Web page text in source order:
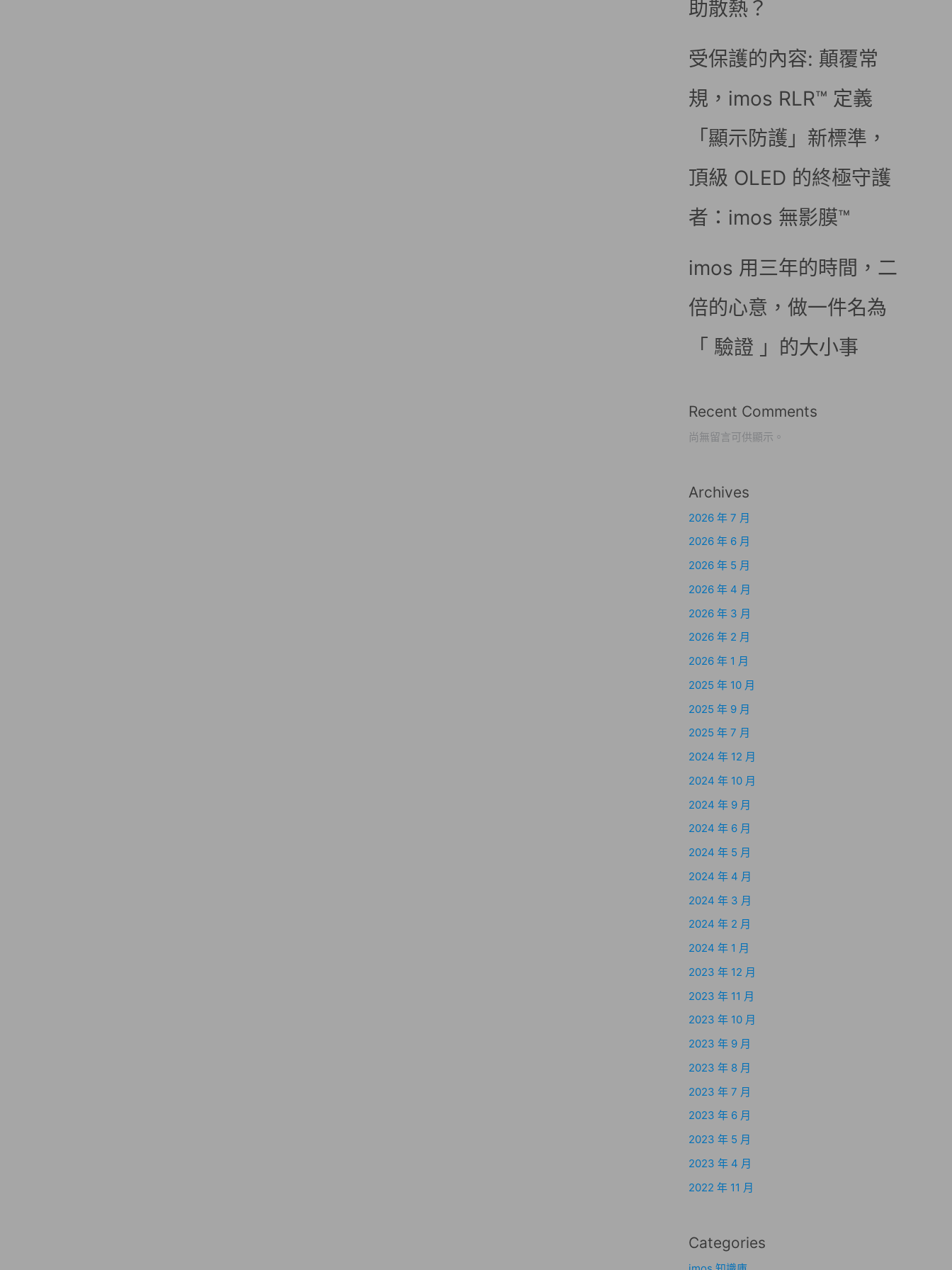
助散熱？
受保護的內容: 顛覆常
規，imos RLR™ 定義
「顯示防護」新標準，
頂級 OLED 的終極守護
者：imos 無影膜™
imos 用三年的時間，二
倍的心意，做一件名為
「 驗證 」的大小事
Recent Comments
尚無留言可供顯示。
Archives
2026 年 7 月
2026 年 6 月
2026 年 5 月
2026 年 4 月
2026 年 3 月
2026 年 2 月
2026 年 1 月
2025 年 10 月
2025 年 9 月
2025 年 7 月
2024 年 12 月
2024 年 10 月
2024 年 9 月
2024 年 6 月
2024 年 5 月
2024 年 4 月
2024 年 3 月
2024 年 2 月
2024 年 1 月
2023 年 12 月
2023 年 11 月
2023 年 10 月
2023 年 9 月
2023 年 8 月
2023 年 7 月
2023 年 6 月
2023 年 5 月
2023 年 4 月
2022 年 11 月
Categories